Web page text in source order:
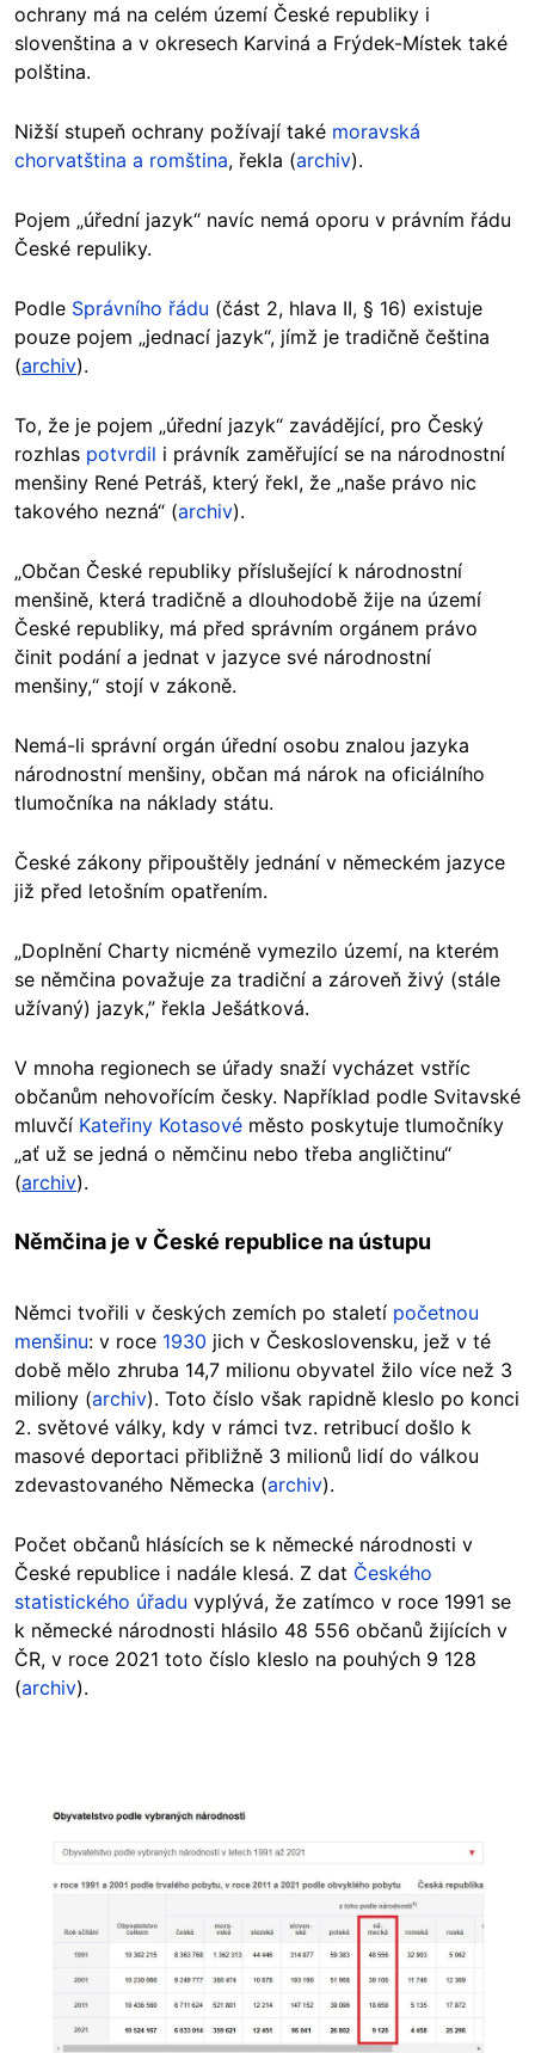
ochrany má na celém území České republiky i
slovenština a v okresech Karviná a Frýdek-Místek také
polština.
Nižší stupeň ochrany požívají také moravská
chorvatština a romština, řekla (archiv).
Pojem „úřední jazyk“ navíc nemá oporu v právním řádu
České repuliky.
Podle Správního řádu (část 2, hlava II, § 16) existuje
pouze pojem „jednací jazyk“, jímž je tradičně čeština
(archiv).
To, že je pojem „úřední jazyk“ zavádějící, pro Český
rozhlas potvrdil i právník zaměřující se na národnostní
menšiny René Petráš, který řekl, že „naše právo nic
takového nezná“ (archiv).
„Občan České republiky příslušející k národnostní
menšině, která tradičně a dlouhodobě žije na území
České republiky, má před správním orgánem právo
činit podání a jednat v jazyce své národnostní
menšiny,“ stojí v zákoně.
Nemá-li správní orgán úřední osobu znalou jazyka
národnostní menšiny, občan má nárok na oficiálního
tlumočníka na náklady státu.
České zákony připouštěly jednání v německém jazyce
již před letošním opatřením.
„Doplnění Charty nicméně vymezilo území, na kterém
se němčina považuje za tradiční a zároveň živý (stále
užívaný) jazyk,” řekla Ješátková.
V mnoha regionech se úřady snaží vycházet vstříc
občanům nehovořícím česky. Například podle Svitavské
mluvčí Kateřiny Kotasové město poskytuje tlumočníky
„ať už se jedná o němčinu nebo třeba angličtinu“
(archiv).
Němčina je v České republice na ústupu
Němci tvořili v českých zemích po staletí početnou
menšinu: v roce 1930 jich v Československu, jež v té
době mělo zhruba 14,7 milionu obyvatel žilo více než 3
miliony (archiv). Toto číslo však rapidně kleslo po konci
2. světové války, kdy v rámci tvz. retribucí došlo k
masové deportaci přibližně 3 milionů lidí do válkou
zdevastovaného Německa (archiv).
Počet občanů hlásících se k německé národnosti v
České republice i nadále klesá. Z dat Českého
statistického úřadu vyplývá, že zatímco v roce 1991 se
k německé národnosti hlásilo 48 556 občanů žijících v
ČR, v roce 2021 toto číslo kleslo na pouhých 9 128
(archiv).
Image